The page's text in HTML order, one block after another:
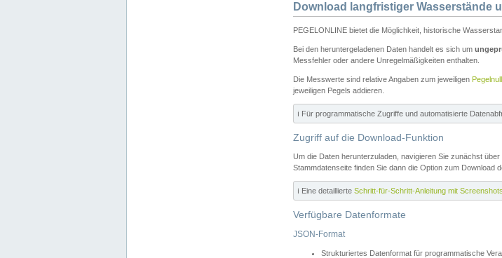
Download langfristiger Wasserstände
PEGELONLINE bietet die Möglichkeit, historische
Bei den heruntergeladenen Daten handelt es sich um
Messfehler oder andere Unregelmäßigkeiten enthalten.
Die Messwerte sind relative Angaben zum jeweiligen
jeweiligen Pegels addieren.
ℹ️ Für programmatische Zugriffe und automatisierte
Zugriff auf die Download-Funktion
Um die Daten herunterzuladen, navigieren Sie zunächst über
Stammdatenseite finden Sie dann die Option zum Download
ℹ️ Eine detaillierte Schritt-für-Schritt-Anleitung mit Screenshots
Verfügbare Datenformate
JSON-Format
Strukturiertes Datenformat für programmatische